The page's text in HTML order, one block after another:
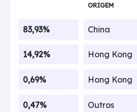
ORIGEM
83,93% China
14,92% Hong Kong
0,69% Hong Kong
0,47% Outros